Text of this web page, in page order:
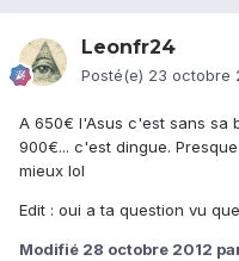
Leonfr24
Posté(e) 23 octobre
A 650€ l'Asus c'est sans sa
900€... c'est dingue.
mieux lol
Edit : oui a ta question vu
Modifié 28 octobre 2012